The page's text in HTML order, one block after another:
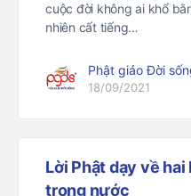
cuộc đời không ai khổ
nhiên cất tiếng…
Phật giáo Đời
18/09/2021
Lời Phật dạy về
trong nước